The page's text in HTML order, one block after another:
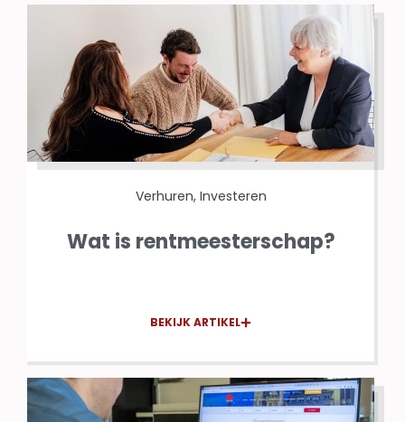
Verhuren, Investeren
Wat is rentmeesterschap?
BEKIJK ARTIKEL